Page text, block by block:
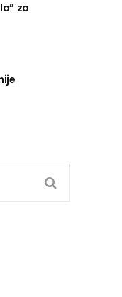
za